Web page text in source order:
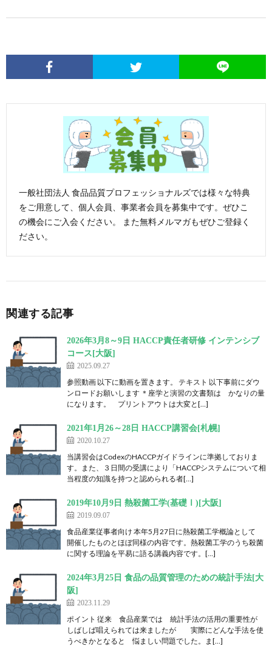
一般社団法人 食品品質プロフェッショナルズでは様々な特典
をご用意して、個人会員、事業者会員を募集中です。ぜひこ
の機会にご入会ください。 また無料メルマガもぜひご登録く
ださい。
関連する記事
2026年3月8～9日 HACCP責任者研修 インテンシブ
コース[大阪]
2025.09.27
参照動画 以下に動画を置きます。 テキスト 以下事前にダウ
ンロードお願いします ＊座学と演習の文書類は かなりの量
になります。 プリントアウトは大変と[…]
2021年1月26～28日 HACCP講習会[札幌]
2020.10.27
当講習会はCodexのHACCPガイドラインに準拠しておりま
す。また、３日間の受講により「HACCPシステムについて相
当程度の知識を持つと認められる者[…]
2019年10月9日 熱殺菌工学(基礎Ⅰ)[大阪]
2019.09.07
食品産業従事者向け 本年5月27日に熱殺菌工学概論として
開催したものとほぼ同様の内容です。熱殺菌工学のうち殺菌
に関する理論を平易に語る講義内容です。[…]
2024年3月25日 食品の品質管理のための統計手法[大
阪]
2023.11.29
ポイント 従来 食品産業では 統計手法の活用の重要性が
しばしば唱えられては来ましたが 実際にどんな手法を使
うべきかとなると 悩ましい問題でした。ま[…]